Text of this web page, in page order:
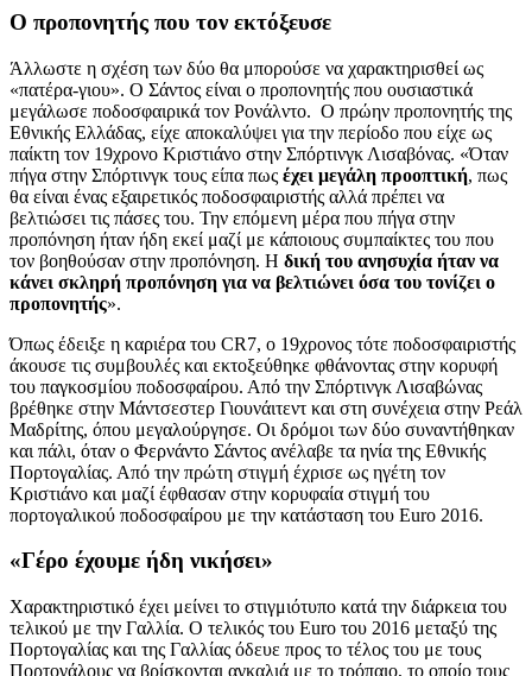
Ο προπονητής που τον εκτόξευσε
Άλλωστε η σχέση των δύο θα μπορούσε να χαρακτηρισθεί ως
«πατέρα-γιου». Ο Σάντος είναι ο προπονητής που ουσιαστικά
μεγάλωσε ποδοσφαιρικά τον Ρονάλντο. Ο πρώην προπονητής της
Εθνικής Ελλάδας, είχε αποκαλύψει για την περίοδο που είχε ως
παίκτη τον 19χρονο Κριστιάνο στην Σπόρτινγκ Λισαβόνας. «Όταν
πήγα στην Σπόρτινγκ τους είπα πως έχει μεγάλη προοπτική, πως
θα είναι ένας εξαιρετικός ποδοσφαιριστής αλλά πρέπει να
βελτιώσει τις πάσες του. Την επόμενη μέρα που πήγα στην
προπόνηση ήταν ήδη εκεί μαζί με κάποιους συμπαίκτες του που
τον βοηθούσαν στην προπόνηση. Η δική του ανησυχία ήταν να
κάνει σκληρή προπόνηση για να βελτιώνει όσα του τονίζει ο
προπονητής».
Όπως έδειξε η καριέρα του CR7, ο 19χρονος τότε ποδοσφαιριστής
άκουσε τις συμβουλές και εκτοξεύθηκε φθάνοντας στην κορυφή
του παγκοσμίου ποδοσφαίρου. Από την Σπόρτινγκ Λισαβώνας
βρέθηκε στην Μάντσεστερ Γιουνάιτεντ και στη συνέχεια στην Ρεάλ
Μαδρίτης, όπου μεγαλούργησε. Οι δρόμοι των δύο συναντήθηκαν
και πάλι, όταν ο Φερνάντο Σάντος ανέλαβε τα ηνία της Εθνικής
Πορτογαλίας. Από την πρώτη στιγμή έχρισε ως ηγέτη τον
Κριστιάνο και μαζί έφθασαν στην κορυφαία στιγμή του
πορτογαλικού ποδοσφαίρου με την κατάσταση του Euro 2016.
«Γέρο έχουμε ήδη νικήσει»
Χαρακτηριστικό έχει μείνει το στιγμιότυπο κατά την διάρκεια του
τελικού με την Γαλλία. Ο τελικός του Euro του 2016 μεταξύ της
Πορτογαλίας και της Γαλλίας όδευε προς το τέλος του με τους
Πορτογάλους να βρίσκονται αγκαλιά με το τρόπαιο, το οποίο τους